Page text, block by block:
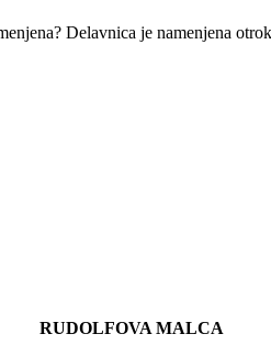
Delavnica je namenjena
RUDOLFOVA MALCA